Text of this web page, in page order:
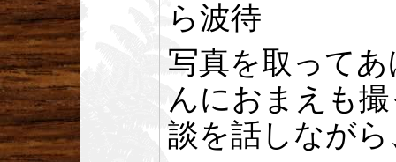
ら波待
写真を取って
んにおまえも
談を話しなが